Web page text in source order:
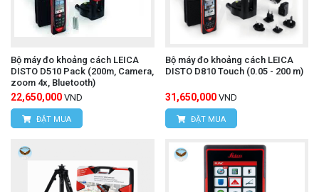
Bộ máy đo khoảng cách LEICA
DISTO D510 Pack (200m, Camera,
zoom 4x, Bluetooth)
22,650,000 VND
ĐẶT MUA
Bộ máy đo khoảng cách LEICA
DISTO D810 Touch (0.05 - 200 m)
31,650,000 VND
ĐẶT MUA